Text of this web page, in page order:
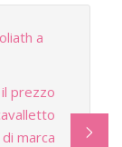
a
prezzo
marca